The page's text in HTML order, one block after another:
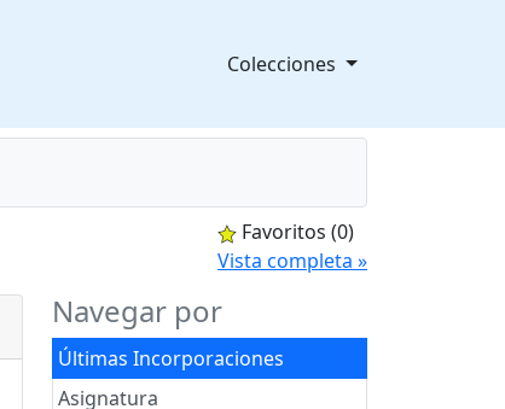
Colecciones
Favoritos (0)
Vista completa »
Navegar por
Últimas Incorporaciones
Asignatura